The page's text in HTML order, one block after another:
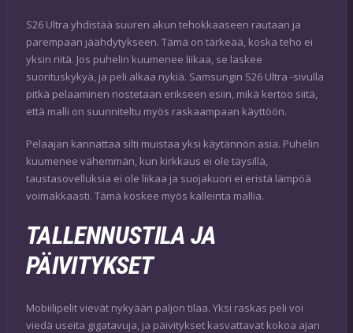
S26 Ultra yhdistää suuren akun tehokkaaseen rautaan ja
parempaan jäähdytykseen. Tämä on tärkeää, koska teho ei
yksin riitä. Jos puhelin kuumenee liikaa, se laskee
suorituskykyä, ja peli alkaa nykiä. Samsungin S26 Ultra -sivulla
pitkä pelaaminen nostetaan erikseen esiin, mikä kertoo siitä,
että malli on suunniteltu myös raskaampaan käyttöön.
Pelaajan kannattaa silti muistaa yksi käytännön asia. Puhelin
kuumenee vähemmän, kun kirkkaus ei ole täysillä,
taustasovelluksia ei ole liikaa ja suojakuori ei eristä lämpöä
voimakkaasti. Tämä koskee myös kalleinta mallia.
TALLENNUSTILA JA
PÄIVITYKSET
Mobiilipelit vievät nykyään paljon tilaa. Yksi raskas peli voi
viedä useita gigatavuja, ja päivitykset kasvattavat kokoa ajan